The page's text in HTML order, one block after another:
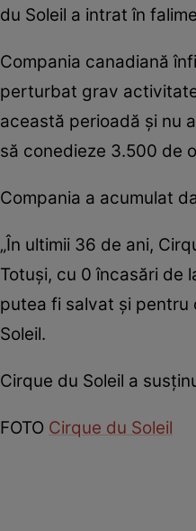
du Soleil a intrat în
Compania canadiană
perturbat grav
această perioadă şi nu
să conedieze 3.500 de
Compania a acumulat
„În ultimii 36 de ani,
Totuşi, cu 0 încasări de
putea fi salvat şi pentru
Soleil.
Cirque du Soleil a
FOTO Cirque du Soleil